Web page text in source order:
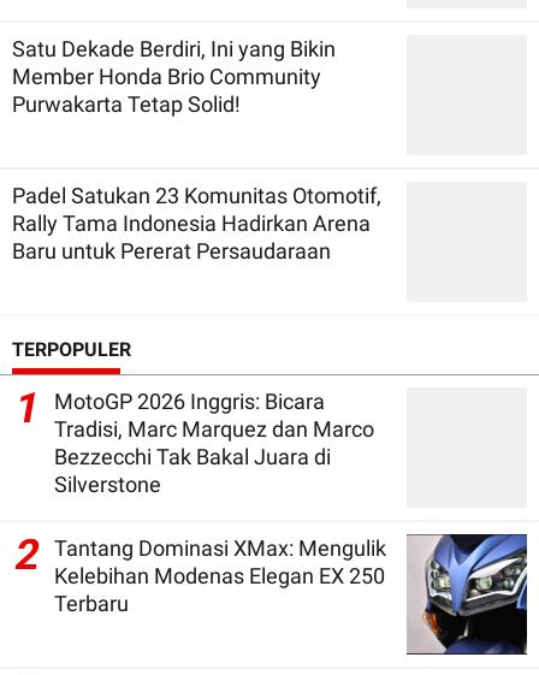
Satu Dekade Berdiri, Ini yang Bikin
Member Honda Brio Community
Purwakarta Tetap Solid!
Padel Satukan 23 Komunitas Otomotif,
Rally Tama Indonesia Hadirkan Arena
Baru untuk Pererat Persaudaraan
TERPOPULER
1
MotoGP 2026 Inggris: Bicara
Tradisi, Marc Marquez dan Marco
Bezzecchi Tak Bakal Juara di
Silverstone
2 Tantang Dominasi XMax: Mengulik
Kelebihan Modenas Elegan EX 250
Terbaru